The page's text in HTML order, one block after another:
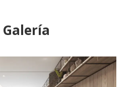
Galería